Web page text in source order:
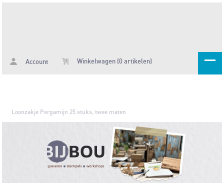
Account Winkelwagen (0 artikelen)
Loonzakje Pergamijn 25 stuks, twee maten